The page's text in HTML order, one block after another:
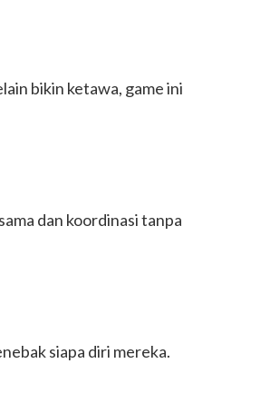
bikin ketawa, game ini
dan koordinasi tanpa
siapa diri mereka.